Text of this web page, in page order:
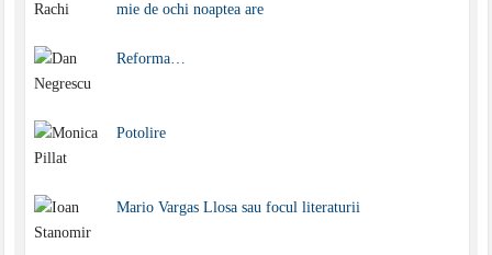
mie de ochi noaptea are
Reforma…
Potolire
Mario Vargas Llosa sau focul literaturii